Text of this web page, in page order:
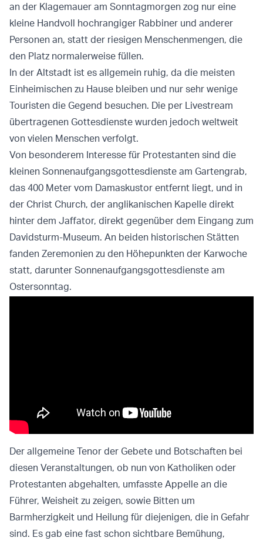
an der Klagemauer am Sonntagmorgen zog nur eine
kleine Handvoll hochrangiger Rabbiner und anderer
Personen an, statt der riesigen Menschenmengen, die
den Platz normalerweise füllen.
In der Altstadt ist es allgemein ruhig, da die meisten
Einheimischen zu Hause bleiben und nur sehr wenige
Touristen die Gegend besuchen. Die per Livestream
übertragenen Gottesdienste wurden jedoch weltweit
von vielen Menschen verfolgt.
Von besonderem Interesse für Protestanten sind die
kleinen Sonnenaufgangsgottesdienste am Gartengrab,
das 400 Meter vom Damaskustor entfernt liegt, und in
der Christ Church, der anglikanischen Kapelle direkt
hinter dem Jaffator, direkt gegenüber dem Eingang zum
Davidsturm-Museum. An beiden historischen Stätten
fanden Zeremonien zu den Höhepunkten der Karwoche
statt, darunter Sonnenaufgangsgottesdienste am
Ostersonntag.
Der allgemeine Tenor der Gebete und Botschaften bei
diesen Veranstaltungen, ob nun von Katholiken oder
Protestanten abgehalten, umfasste Appelle an die
Führer, Weisheit zu zeigen, sowie Bitten um
Barmherzigkeit und Heilung für diejenigen, die in Gefahr
sind. Es gab eine fast schon sichtbare Bemühung,